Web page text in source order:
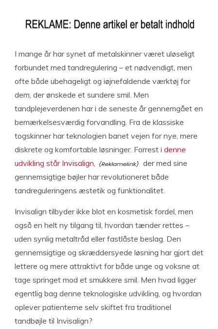
I mange år har synet af metalskinner været uløseligt
forbundet med tandregulering – et nødvendigt, men
ofte både ubehageligt og iøjnefaldende værktøj for
dem, der ønskede et sundere smil. Men
tandplejeverdenen har i de seneste år gennemgået en
bemærkelsesværdig forvandling. Fra de klassiske
togskinner har teknologien banet vejen for nye, mere
diskrete og komfortable løsninger. Forrest i denne
udvikling står Invisalign,
der med sine
gennemsigtige bøjler har revolutioneret både
tandreguleringens æstetik og funktionalitet.
Invisalign tilbyder ikke blot en kosmetisk fordel, men
også en helt ny tilgang til, hvordan tænder rettes –
uden synlig metaltråd eller fastlåste beslag. Den
gennemsigtige og skræddersyede løsning har gjort det
lettere og mere attraktivt for både unge og voksne at
tage springet mod et smukkere smil. Men hvad ligger
egentlig bag denne teknologiske udvikling, og hvordan
oplever patienterne selv skiftet fra traditionel
tandbøjle til Invisalign?